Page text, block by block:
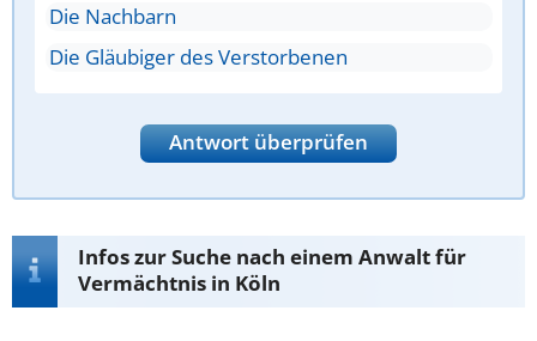
Die Nachbarn
Die Gläubiger des Verstorbenen
Antwort überprüfen
Infos zur Suche nach einem Anwalt für
Vermächtnis in Köln